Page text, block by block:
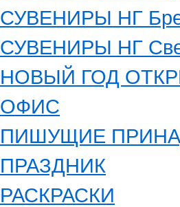
СУВЕНИРЫ НГ
СУВЕНИРЫ НГ
НОВЫЙ ГОД
ОФИС
ПИШУЩИЕ
ПРАЗДНИК
РАСКРАСКИ